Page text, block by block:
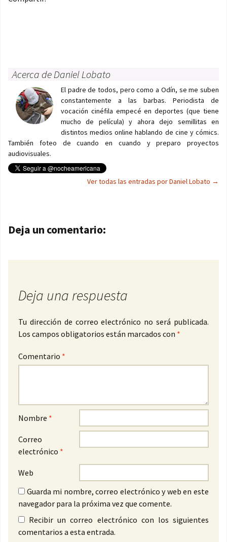
Acerca de Daniel Lobato
El padre de todos, pero como a Odín, se me suben
constantemente a las barbas. Periodista de
vocación cinéfila empecé en deportes (que tiene
mucho de película) y ahora dejo semillitas en
distintos medios online hablando de cine y cómics.
También foteo de cuando en cuando y preparo proyectos
audiovisuales.
Ver todas las entradas por Daniel Lobato →
Navegación de entradas
Deja un comentario:
Deja una respuesta
Tu dirección de correo electrónico no será publicada.
Los campos obligatorios están marcados con *
Comentario *
Nombre *
Correo
electrónico *
Web
Guarda mi nombre, correo electrónico y web en este
navegador para la próxima vez que comente.
Recibir un correo electrónico con los siguientes
comentarios a esta entrada.